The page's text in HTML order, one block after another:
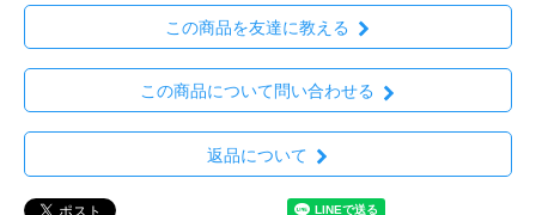
この商品を友達に教える
この商品について問い合わせる
返品について